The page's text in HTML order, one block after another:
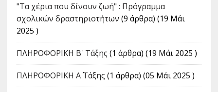
"Τα χέρια που δίνουν ζωή" : Πρόγραμμα
σχολικών δραστηριοτήτων (9 άρθρα) (19 Μάι
2025 )
ΠΛΗΡΟΦΟΡΙΚΗ Β' Τάξης (1 άρθρα) (19 Μάι 2025 )
ΠΛΗΡΟΦΟΡΙΚΗ Α΄ Τάξης (1 άρθρα) (05 Μάι 2025 )